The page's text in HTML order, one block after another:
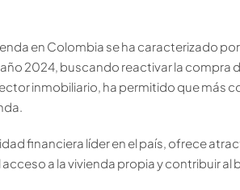
en Colombia se ha caracterizado
2024, buscando reactivar la compra
inmobiliario, ha permitido que más
financiera líder en el país, ofrece
a la vivienda propia y contribuir al